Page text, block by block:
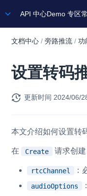
API 中心Demo 专区
文档中心 / 旁路推流 / 功
设置转码
更新时间 2024/06/
本文介绍如何设置转
在 Create 请求创
rtcChannel ：
audioOptions